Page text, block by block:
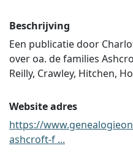
Beschrijving
Een publicatie door
over oa. de families
Reilly, Crawley, Hitchen,
Website adres
https://
ashcroft-f ...